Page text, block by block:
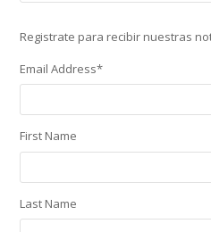
Registrate para recibir nuestras
Email Address*
First Name
Last Name